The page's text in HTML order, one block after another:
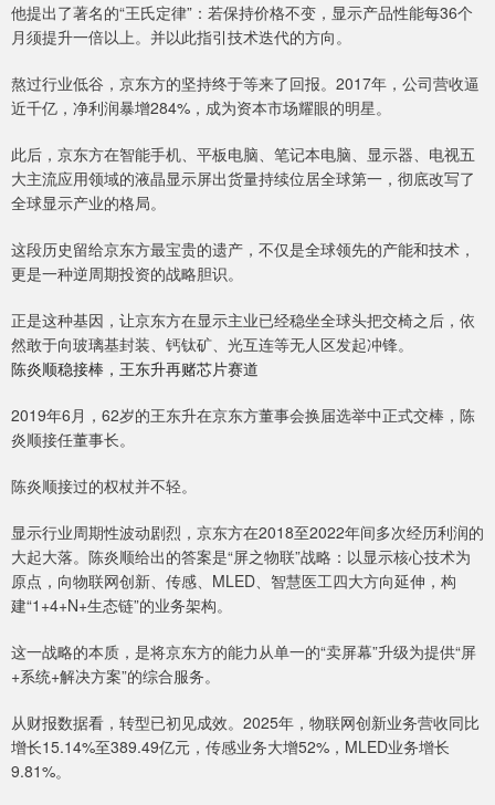
他提出了著名的“王氏定律”：若保持价格不变，显示产品性能每36个
月须提升一倍以上。并以此指引技术迭代的方向。
熬过行业低谷，京东方的坚持终于等来了回报。2017年，公司营收逼
近千亿，净利润暴增284%，成为资本市场耀眼的明星。
此后，京东方在智能手机、平板电脑、笔记本电脑、显示器、电视五
大主流应用领域的液晶显示屏出货量持续位居全球第一，彻底改写了
全球显示产业的格局。
这段历史留给京东方最宝贵的遗产，不仅是全球领先的产能和技术，
更是一种逆周期投资的战略胆识。
正是这种基因，让京东方在显示主业已经稳坐全球头把交椅之后，依
然敢于向玻璃基封装、钙钛矿、光互连等无人区发起冲锋。
陈炎顺稳接棒，王东升再赌芯片赛道
2019年6月，62岁的王东升在京东方董事会换届选举中正式交棒，陈
炎顺接任董事长。
陈炎顺接过的权杖并不轻。
显示行业周期性波动剧烈，京东方在2018至2022年间多次经历利润的
大起大落。陈炎顺给出的答案是“屏之物联”战略：以显示核心技术为
原点，向物联网创新、传感、MLED、智慧医工四大方向延伸，构
建“1+4+N+生态链”的业务架构。
这一战略的本质，是将京东方的能力从单一的“卖屏幕”升级为提供“屏
+系统+解决方案”的综合服务。
从财报数据看，转型已初见成效。2025年，物联网创新业务营收同比
增长15.14%至389.49亿元，传感业务大增52%，MLED业务增长
9.81%。